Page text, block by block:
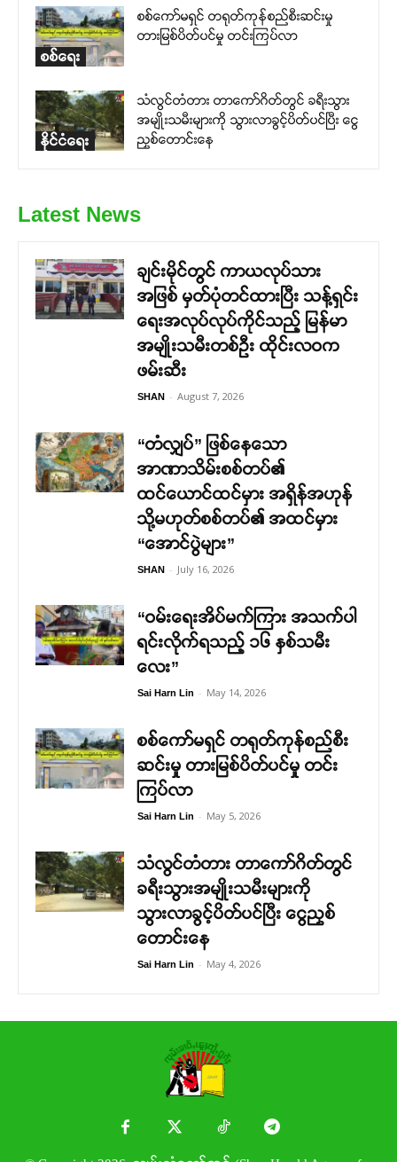
စစ်ရေး
စစ်ကော်မရှင် တရုတ်ကုန်စည်စီးဆင်းမှု
တားမြစ်ပိတ်ပင်မှု တင်းကြပ်လာ
နိုင်ငံရေး
သံလွင်တံတား တာကော်ဂိတ်တွင် ခရီးသွား
အမျိုးသမီးများကို သွားလာခွင့်ပိတ်ပင်ပြီး ငွေ
ညှစ်တောင်းနေ
Latest News
ချင်းမိုင်တွင် ကာယလုပ်သား
အဖြစ် မှတ်ပုံတင်ထားပြီး သန့်ရှင်း
ရေးအလုပ်လုပ်ကိုင်သည့် မြန်မာ
အမျိုးသမီးတစ်ဦး ထိုင်းလဝက
ဖမ်းဆီး
SHAN - August 7, 2026
“တံလျှပ်” ဖြစ်နေသော
အာဏာသိမ်းစစ်တပ်၏
ထင်ယောင်ထင်မှား အရှိန်အဟုန်
သို့မဟုတ်စစ်တပ်၏ အထင်မှား
“အောင်ပွဲများ”
SHAN - July 16, 2026
“ဝမ်းရေးအိပ်မက်ကြား အသက်ပါ
ရင်းလိုက်ရသည့် ၁၆ နှစ်သမီး
လေး”
Sai Harn Lin - May 14, 2026
စစ်ကော်မရှင် တရုတ်ကုန်စည်စီး
ဆင်းမှု တားမြစ်ပိတ်ပင်မှု တင်း
ကြပ်လာ
Sai Harn Lin - May 5, 2026
သံလွင်တံတား တာကော်ဂိတ်တွင်
ခရီးသွားအမျိုးသမီးများကို
သွားလာခွင့်ပိတ်ပင်ပြီး ငွေညှစ်
တောင်းနေ
Sai Harn Lin - May 4, 2026